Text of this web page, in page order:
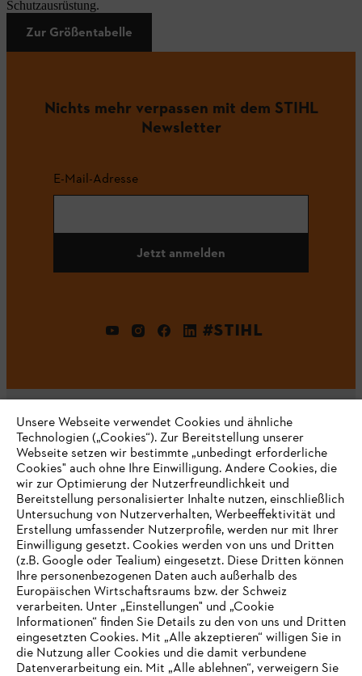
Schutzausrüstung.
Zur Größentabelle
Nichts mehr verpassen mit dem STIHL
Newsletter
E-Mail-Adresse
Jetzt anmelden
#STIHL
Unternehmen
Häufig gestellte Fragen
Support
IHR BROWSER WIRD NICHT
Unsere Webseite verwendet Cookies und ähnliche
Technologien („Cookies“). Zur Bereitstellung unserer
Webseite setzen wir bestimmte „unbedingt erforderliche
Cookies" auch ohne Ihre Einwilligung. Andere Cookies, die
wir zur Optimierung der Nutzerfreundlichkeit und
Bereitstellung personalisierter Inhalte nutzen, einschließlich
Untersuchung von Nutzerverhalten, Werbeeffektivität und
Erstellung umfassender Nutzerprofile, werden nur mit Ihrer
Einwilligung gesetzt. Cookies werden von uns und Dritten
(z.B. Google oder Tealium) eingesetzt. Diese Dritten können
Ihre personenbezogenen Daten auch außerhalb des
Europäischen Wirtschaftsraums bzw. der Schweiz
verarbeiten. Unter „Einstellungen" und „Cookie
Informationen“ finden Sie Details zu den von uns und Dritten
eingesetzten Cookies. Mit „Alle akzeptieren“ willigen Sie in
die Nutzung aller Cookies und die damit verbundene
Datenverarbeitung ein. Mit „Alle ablehnen“, verweigern Sie